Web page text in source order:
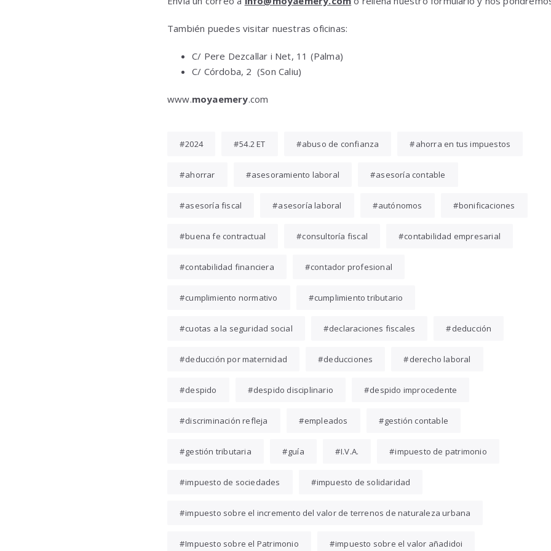
También puedes visitar nuestras oficinas:
C/ Pere Dezcallar i Net, 11 (Palma)
C/ Córdoba, 2 (Son Caliu)
www.moyaemery.com
2024 54.2 ET abuso de confianza ahorra en tus impuestos
ahorrar asesoramiento laboral asesoría contable
asesoría fiscal asesoría laboral autónomos bonificaciones
buena fe contractual consultoría fiscal contabilidad empresarial
contabilidad financiera contador profesional
cumplimiento normativo cumplimiento tributario
cuotas a la seguridad social declaraciones fiscales deducción
deducción por maternidad deducciones derecho laboral
despido despido disciplinario despido improcedente
discriminación refleja empleados gestión contable
gestión tributaria guía I.V.A. impuesto de patrimonio
impuesto de sociedades impuesto de solidaridad
impuesto sobre el incremento del valor de terrenos de naturaleza urbana
Impuesto sobre el Patrimonio impuesto sobre el valor añadidoi